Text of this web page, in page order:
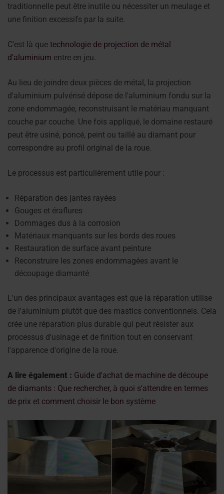
traditionnelle peut être inutile ou nécessiter un meulage et
une finition excessifs par la suite.
C'est là que technologie de projection de métal
d'aluminium entre en jeu.
Au lieu de joindre deux pièces de métal, la projection
d'aluminium pulvérisé dépose de l'aluminium fondu sur la
zone endommagée, reconstruisant le matériau manquant
couche par couche. Une fois appliqué, le domaine restauré
peut être usiné, poncé, peint ou taillé au diamant pour
correspondre au profil original de la roue.
Le processus est particulièrement utile pour :
Réparation des jantes rayées
Gouges et éraflures
Dommages dus à la corrosion
Matériaux manquants sur les bords des roues
Restauration de surface avant peinture
Reconstruire les zones endommagées avant le
découpage diamanté
L'un des principaux avantages est que la réparation utilise
de l'aluminium plutôt que des mastics conventionnels. Cela
crée une réparation plus durable qui peut résister aux
processus d'usinage et de finition tout en conservant
l'apparence d'origine de la roue.
A lire également : Guide d'achat de machine de découpe
de diamants : Que rechercher, à quoi s'attendre en termes
de prix et comment choisir le bon système